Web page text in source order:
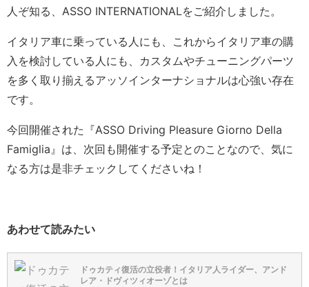
人ぞ知る、ASSO INTERNATIONALをご紹介しました。
イタリア車に乗っている人にも、これからイタリア車の購
入を検討している人にも、カスタムやチューニングパーツ
を多く取り揃えるアッソインターナショナルは心強い存在
です。
今回開催された『ASSO Driving Pleasure Giorno Della
Famiglia』は、次回も開催する予定とのことなので、気に
なる方は是非チェックしてくださいね！
あわせて読みたい
ドゥカティ復活の立役者！イタリア人ライダー、アンド
レア・ドヴィツィオーゾとは